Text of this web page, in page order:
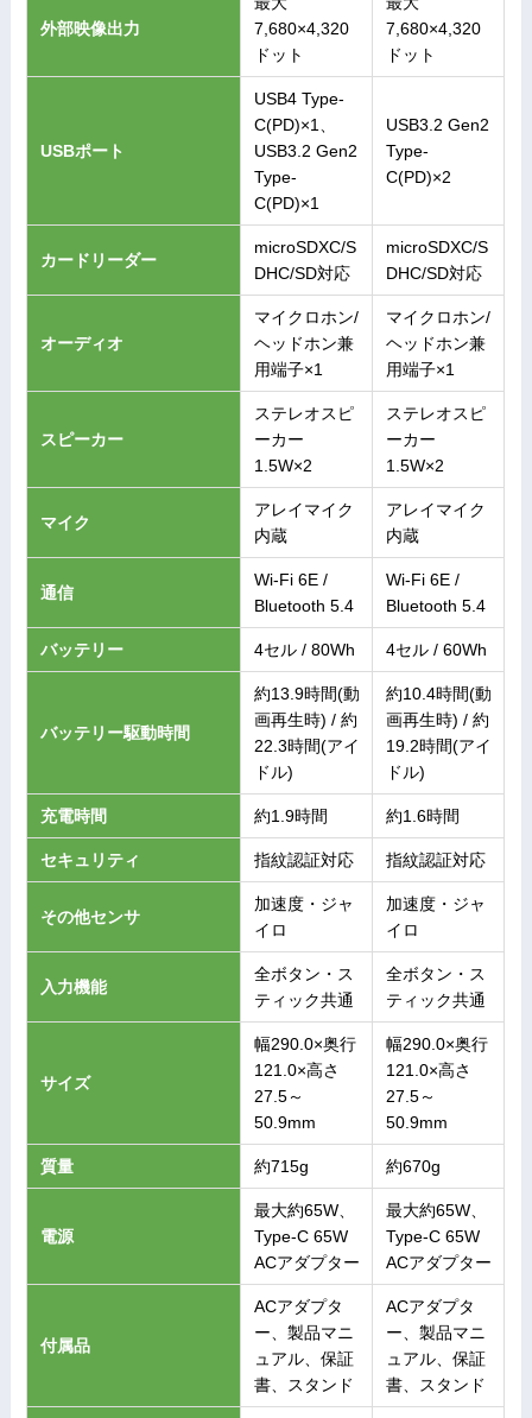
外部映像出力
7,680×4,320
ドット
7,680×4,320
ドット
USBポート
USB4 Type-
C(PD)×1、
USB3.2 Gen2
Type-
C(PD)×1
USB3.2 Gen2
Type-
C(PD)×2
カードリーダー
microSDXC/S
DHC/SD対応
microSDXC/S
DHC/SD対応
オーディオ
マイクロホン/
ヘッドホン兼
用端子×1
マイクロホン/
ヘッドホン兼
用端子×1
スピーカー
ステレオスピ
ーカー
1.5W×2
ステレオスピ
ーカー
1.5W×2
マイク
アレイマイク
内蔵
アレイマイク
内蔵
通信
Wi-Fi 6E /
Bluetooth 5.4
Wi-Fi 6E /
Bluetooth 5.4
バッテリー 4セル / 80Wh 4セル / 60Wh
バッテリー駆動時間
約13.9時間(動
画再生時) / 約
22.3時間(アイ
ドル)
約10.4時間(動
画再生時) / 約
19.2時間(アイ
ドル)
充電時間 約1.9時間 約1.6時間
セキュリティ 指紋認証対応 指紋認証対応
その他センサ
加速度・ジャ
イロ
加速度・ジャ
イロ
入力機能
全ボタン・ス
ティック共通
全ボタン・ス
ティック共通
サイズ
幅290.0×奥行
121.0×高さ
27.5～
50.9mm
幅290.0×奥行
121.0×高さ
27.5～
50.9mm
質量 約715g 約670g
電源
最大約65W、
Type-C 65W
ACアダプター
最大約65W、
Type-C 65W
ACアダプター
付属品
ACアダプタ
ー、製品マニ
ュアル、保証
書、スタンド
ACアダプタ
ー、製品マニ
ュアル、保証
書、スタンド